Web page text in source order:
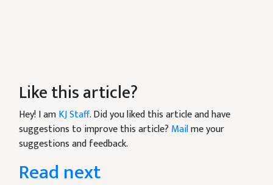
Like this article?
Hey! I amKJ Staff. Did you liked this article and have
suggestions to improve this article? Mailme your
suggestions and feedback.
Read next